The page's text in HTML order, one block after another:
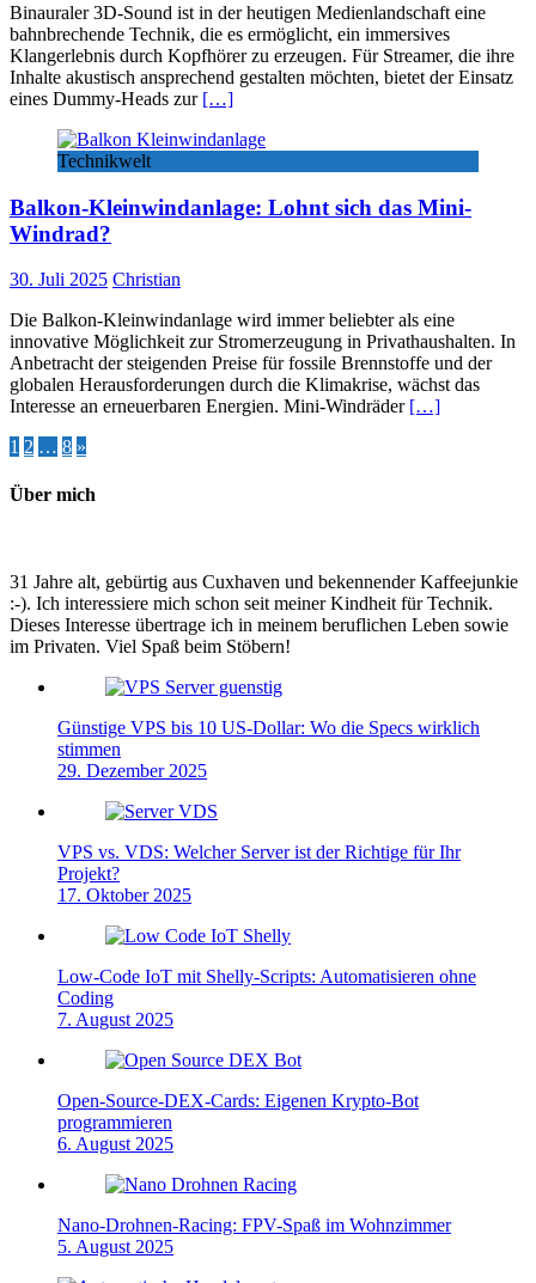
Binauraler 3D-Sound ist in der heutigen Medienlandschaft eine
bahnbrechende Technik, die es ermöglicht, ein immersives
Klangerlebnis durch Kopfhörer zu erzeugen. Für Streamer, die ihre
Inhalte akustisch ansprechend gestalten möchten, bietet der Einsatz
eines Dummy-Heads zur […]
Technikwelt
Balkon-Kleinwindanlage: Lohnt sich das Mini-
Windrad?
30. Juli 2025 Christian
Die Balkon-Kleinwindanlage wird immer beliebter als eine
innovative Möglichkeit zur Stromerzeugung in Privathaushalten. In
Anbetracht der steigenden Preise für fossile Brennstoffe und der
globalen Herausforderungen durch die Klimakrise, wächst das
Interesse an erneuerbaren Energien. Mini-Windräder […]
Seitennummerierung
der
1 2 … 8 »
Über mich
31 Jahre alt, gebürtig aus Cuxhaven und bekennender Kaffeejunkie
:-). Ich interessiere mich schon seit meiner Kindheit für Technik.
Dieses Interesse übertrage ich in meinem beruflichen Leben sowie
im Privaten. Viel Spaß beim Stöbern!
Günstige VPS bis 10 US-Dollar: Wo die Specs wirklich
stimmen
29. Dezember 2025
VPS vs. VDS: Welcher Server ist der Richtige für Ihr
Projekt?
17. Oktober 2025
Low-Code IoT mit Shelly-Scripts: Automatisieren ohne
Coding
7. August 2025
Open-Source-DEX-Cards: Eigenen Krypto-Bot
programmieren
6. August 2025
Nano-Drohnen-Racing: FPV-Spaß im Wohnzimmer
5. August 2025